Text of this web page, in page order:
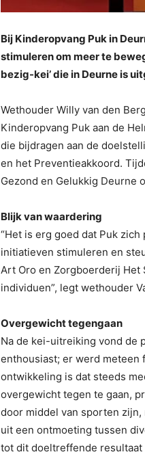
Bij Kinderopvang Puk in
stimuleren om meer te
bezig-kei’ die in Deurne is
Wethouder Willy van den
Kinderopvang Puk aan de
die bijdragen aan de
en het Preventieakkoord.
Gezond en Gelukkig Deurne
Blijk van waardering
“Het is erg goed dat Puk
initiatieven stimuleren en
Art Oro en Zorgboerderij Het
individuen”, legt wethouder
Overgewicht tegengaan
Na de kei-uitreiking vond de
enthousiast; er werd meteen
ontwikkeling is dat steeds
overgewicht tegen te gaan,
door middel van sporten
uit een ontmoeting tussen
tot dit doeltreffende resultaat